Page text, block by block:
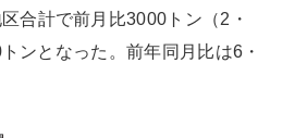
合計で前月比3000トン（2・
ンとなった。前年同月比は6・